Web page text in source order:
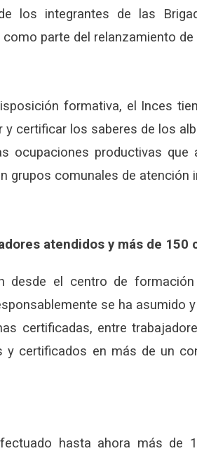
los integrantes de las
como parte del relanzamiento
formativa, el Inces
y certificar los saberes de los
ocupaciones productivas
grupos comunales de atención
atendidos y más de
desde el centro de
se ha asumido
certificadas, entre
y certificados en más de un
hasta ahora más de